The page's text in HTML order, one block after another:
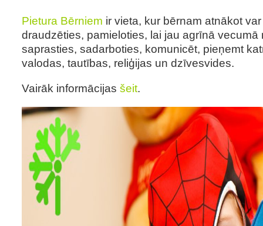
Pietura Bērniem ir vieta, kur bērnam atnākot
draudzēties, pamieloties, lai jau agrīnā
saprasties, sadarboties, komunicēt, pieņemt
valodas, tautības, reliģijas un dzīvesvides.
Vairāk informācijas šeit.